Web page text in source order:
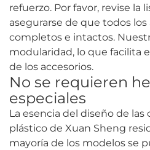
refuerzo. Por favor, revise la
asegurarse de que todos
completos e intactos.
modularidad, lo que facilita
de los accesorios.
No se requieren
especiales
La esencia del diseño de las
plástico de Xuan Sheng
mayoría de los modelos se